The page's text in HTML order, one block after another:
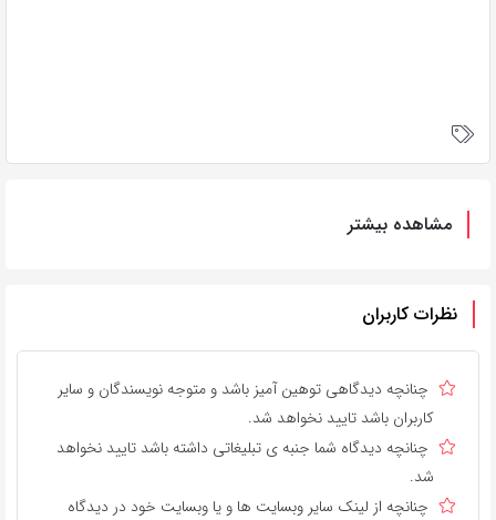
مشاهده بیشتر
نظرات کاربران
چنانچه دیدگاهی توهین آمیز باشد و متوجه نویسندگان و سایر
کاربران باشد تایید نخواهد شد.
چنانچه دیدگاه شما جنبه ی تبلیغاتی داشته باشد تایید نخواهد
شد.
چنانچه از لینک سایر وبسایت ها و یا وبسایت خود در دیدگاه